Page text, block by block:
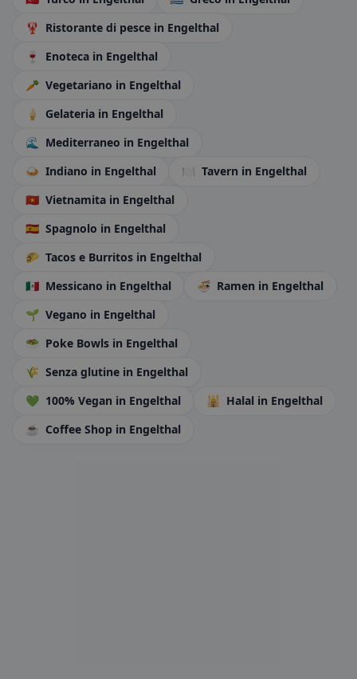
🦞 Ristorante di pesce in Engelthal
🍷
Enoteca in Engelthal
🥕 Vegetariano in Engelthal
🍦
Gelateria in Engelthal
🌊
Mediterraneo in Engelthal
🍛 Indiano in Engelthal 🍽️ Tavern in Engelthal
🇻🇳 Vietnamita in Engelthal
🇪🇸 Spagnolo in Engelthal
🌮 Tacos e Burritos in Engelthal
🇲🇽 Messicano in Engelthal 🍜 Ramen in Engelthal
🌱 Vegano in Engelthal
🥗 Poke Bowls in Engelthal
🌾 Senza glutine in Engelthal
💚 100% Vegan in Engelthal 🕌 Halal in Engelthal
☕ Coffee Shop in Engelthal